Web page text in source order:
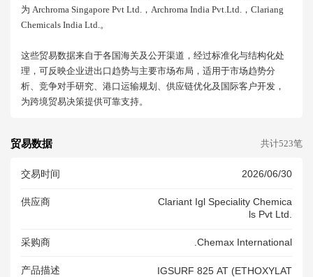
为 Archroma Singapore Pvt Ltd.，archroma India Pvt.ltd.，clariang
Chemicals India Ltd.。
这些贸易数据来自于各国海关及公开渠道，经过标准化与结构化处
理，可反映企业进出口趋势与主要市场布局，适用于市场趋势分
析、竞争对手研究、港口运输规划、供应链优化及国际客户开发，
为跨境贸易决策提供可靠支持。
贸易数据 共计523笔
交易时间 2026/06/30
供应商
Clariant Igl Speciality Chemica
Ls Pvt Ltd.
采购商 .chemax International
产品描述
IGSURF 825 AT (ETHOXYLAT